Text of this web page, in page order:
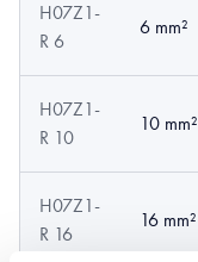
H07Z1-
R 6
6 mm²
H07Z1-
R 10
10 mm²
H07Z1-
R 16
16 mm²